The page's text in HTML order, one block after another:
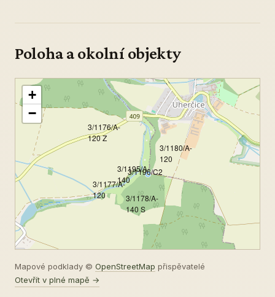
Poloha a okolní objekty
3/1195/A-
140
3/1196/C2
3/1177/A-
120
3/1178/A-
140 S
3/1180/A-
120
3/1176/A-
120 Z
+
−
Mapové podklady © OpenStreetMap přispěvatelé
Otevřít v plné mapě →